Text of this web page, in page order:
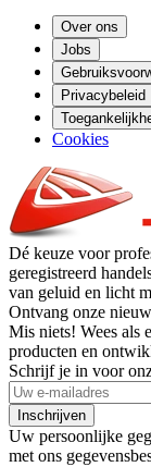
Over ons
Jobs
Privacybeleid
Cookies
Dé keuze voor
geregistreerd
van geluid en licht
Ontvang onze
Mis niets! Wees als
producten en
Schrijf je in voor
Inschrijven
Uw persoonlijke
met ons